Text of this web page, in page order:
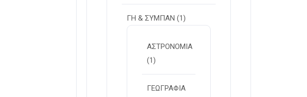
ΓΗ & ΣΥΜΠΑΝ (1)
ΑΣΤΡΟΝΟΜΙΑ
(1)
ΓΕΩΓΡΑΦΙΑ